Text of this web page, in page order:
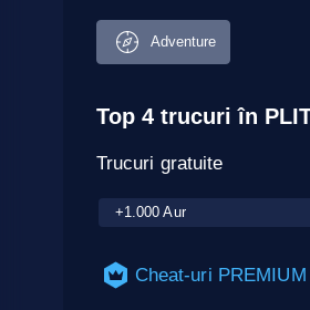
Adventure
Top 4 trucuri în
Trucuri gratuite
+1.000 Aur
Cheat-uri PREMIUM